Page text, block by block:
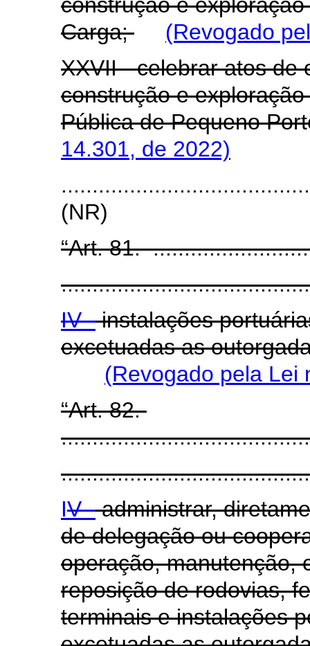
construção e
Carga;
(Revogado
XXVII - celebrar atos de
construção e
Pública de Pequeno
14.301, de 2022)
(NR)
“Art. 81.
IV -instalações
excetuadas as
(Revogado pela Lei
“Art. 82.
IV -administrar,
de delegação ou
operação, manutenção,
reposição de rodovias,
terminais e instalações